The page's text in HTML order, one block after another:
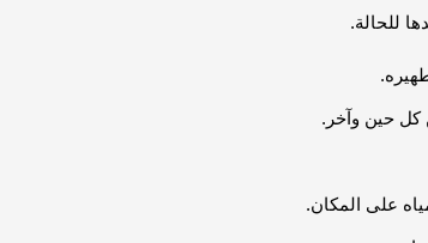
للحالة.
كل حين وآخر.
على المكان.